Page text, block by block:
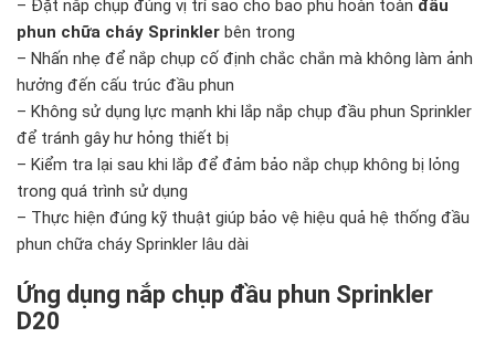
– Đặt nắp chụp đúng vị trí sao cho bao phủ hoàn toàn đầu
phun chữa cháy Sprinkler bên trong
– Nhấn nhẹ để nắp chụp cố định chắc chắn mà không làm ảnh
hưởng đến cấu trúc đầu phun
– Không sử dụng lực mạnh khi lắp nắp chụp đầu phun Sprinkler
để tránh gây hư hỏng thiết bị
– Kiểm tra lại sau khi lắp để đảm bảo nắp chụp không bị lỏng
trong quá trình sử dụng
– Thực hiện đúng kỹ thuật giúp bảo vệ hiệu quả hệ thống đầu
phun chữa cháy Sprinkler lâu dài
Ứng dụng nắp chụp đầu phun Sprinkler
D20